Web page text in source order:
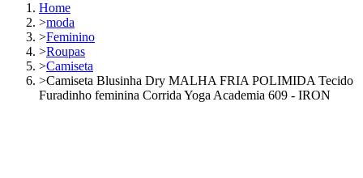
Home
>moda
>Feminino
>Roupas
>Camiseta
>Camiseta Blusinha Dry MALHA FRIA POLIMIDA Tecido
Furadinho feminina Corrida Yoga Academia 609 - IRON